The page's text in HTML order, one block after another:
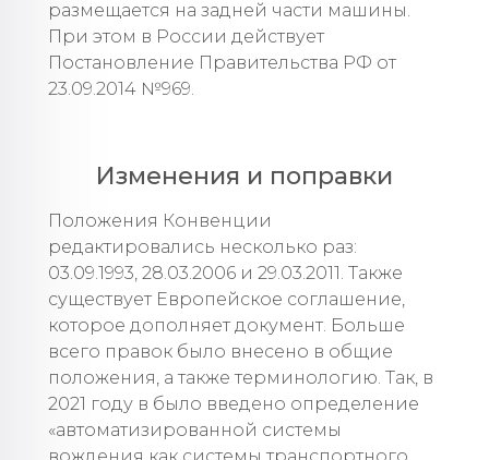
размещается на задней части машины.
При этом в России действует
Постановление Правительства РФ от
23.09.2014 №969.
Изменения и поправки
Положения Конвенции
редактировались несколько раз:
03.09.1993, 28.03.2006 и 29.03.2011. Также
существует Европейское соглашение,
которое дополняет документ. Больше
всего правок было внесено в общие
положения, а также терминологию. Так, в
2021 году в было введено определение
«автоматизированной системы
вождения как системы транспортного